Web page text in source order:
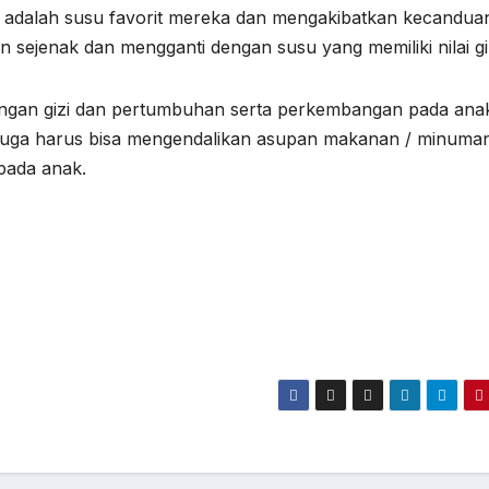
susu favorit mereka dan mengakibatkan
dan mengganti dengan susu yang memiliki nilai
gizi dan pertumbuhan serta perkembangan pada
harus bisa mengendalikan asupan makanan /
anak.